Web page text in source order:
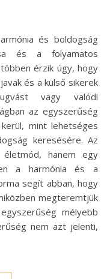
és a folyamatos
érzik úgy, hogy
és a külső sikerek
vagy valódi
az egyszerűség
mint lehetséges
keresésére. Az
hanem egy
a harmónia és a
segít abban, hogy
megteremtjük
mélyebb
nem azt jelenti,